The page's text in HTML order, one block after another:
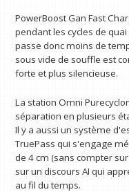
PowerBoost Gan Fast
pendant les cycles de
passe donc moins de
sous vide de souffle est
forte et plus silencieuse.
La station Omni
séparation en plusieurs
Il y a aussi un système
TruePass qui s'engage
de 4 cm (sans compter
sur un discours AI qui
au fil du temps.